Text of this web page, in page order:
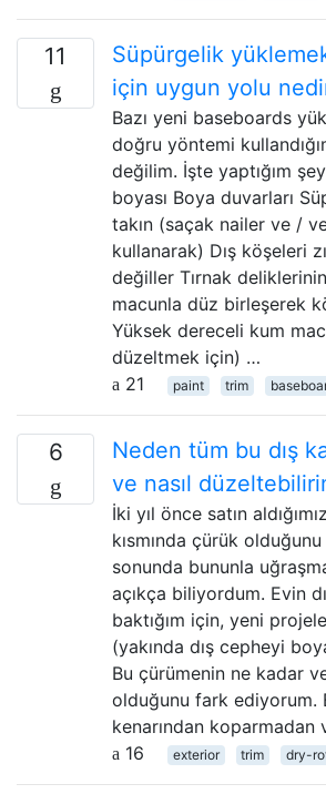
11
Süpürgelik
için uygun yolu
Bazı yeni baseboards
doğru yöntemi
değilim. İşte yaptığım
boyası Boya duvarları
takın (saçak nailer ve /
kullanarak) Dış köşeleri
değiller Tırnak
macunla düz birleşerek
Yüksek dereceli kum
düzeltmek için) …
21
paint trim
6
Neden tüm bu dış
ve nasıl
İki yıl önce satın
kısmında çürük
sonunda bununla
açıkça biliyordum. Evin
baktığım için, yeni
(yakında dış cepheyi
Bu çürümenin ne kadar
olduğunu fark ediyorum.
kenarından koparmadan
16
exterior trim dry-